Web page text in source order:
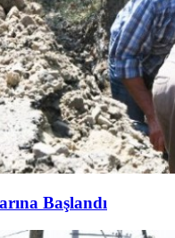
Başlandı